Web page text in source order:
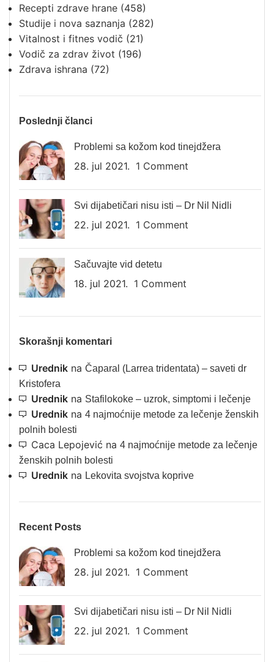
Recepti zdrave hrane (458)
Studije i nova saznanja (282)
Vitalnost i fitnes vodič (21)
Vodič za zdrav život (196)
Zdrava ishrana (72)
Poslednji članci
Problemi sa kožom kod tinejdžera
28. jul 2021. 1 Comment
Svi dijabetičari nisu isti – Dr Nil Nidli
22. jul 2021. 1 Comment
Sačuvajte vid detetu
18. jul 2021. 1 Comment
Skorašnji komentari
Urednik na Čaparal (Larrea tridentata) – saveti dr
Kristofera
Urednik na Stafilokoke – uzrok, simptomi i lečenje
Urednik na 4 najmoćnije metode za lečenje ženskih
polnih bolesti
Caca Lepojević na 4 najmoćnije metode za lečenje
ženskih polnih bolesti
Urednik na Lekovita svojstva koprive
Recent Posts
Problemi sa kožom kod tinejdžera
28. jul 2021. 1 Comment
Svi dijabetičari nisu isti – Dr Nil Nidli
22. jul 2021. 1 Comment